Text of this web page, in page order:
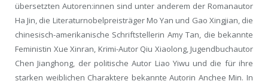
übersetzten Autoren:innen sind unter anderem der Romanautor
Ha Jin, die Literaturnobelpreisträger Mo Yan und Gao Xingjian, die
chinesisch-amerikanische Schriftstellerin Amy Tan, die bekannte
Feministin Xue Xinran, Krimi-Autor Qiu Xiaolong, Jugendbuchautor
Chen Jianghong, der politische Autor Liao Yiwu und die für ihre
starken weiblichen Charaktere bekannte Autorin Anchee Min. In